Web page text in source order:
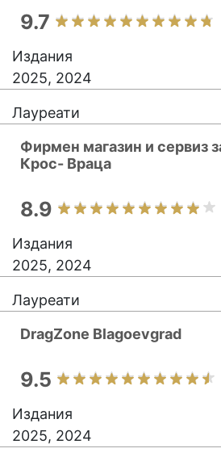
9.7
Издания
2025, 2024
Лауреати
Фирмен магазин и сервиз
Крос- Враца
8.9
Издания
2025, 2024
Лауреати
DragZone Blagoevgrad
9.5
Издания
2025, 2024